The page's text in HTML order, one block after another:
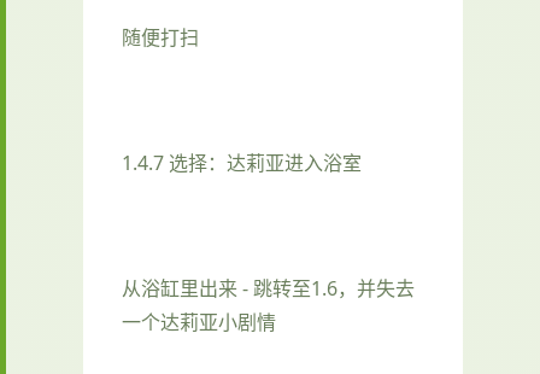
随便打扫
1.4.7 选择：达莉亚进入浴室
从浴缸里出来 - 跳转至1.6，并失去
一个达莉亚小剧情